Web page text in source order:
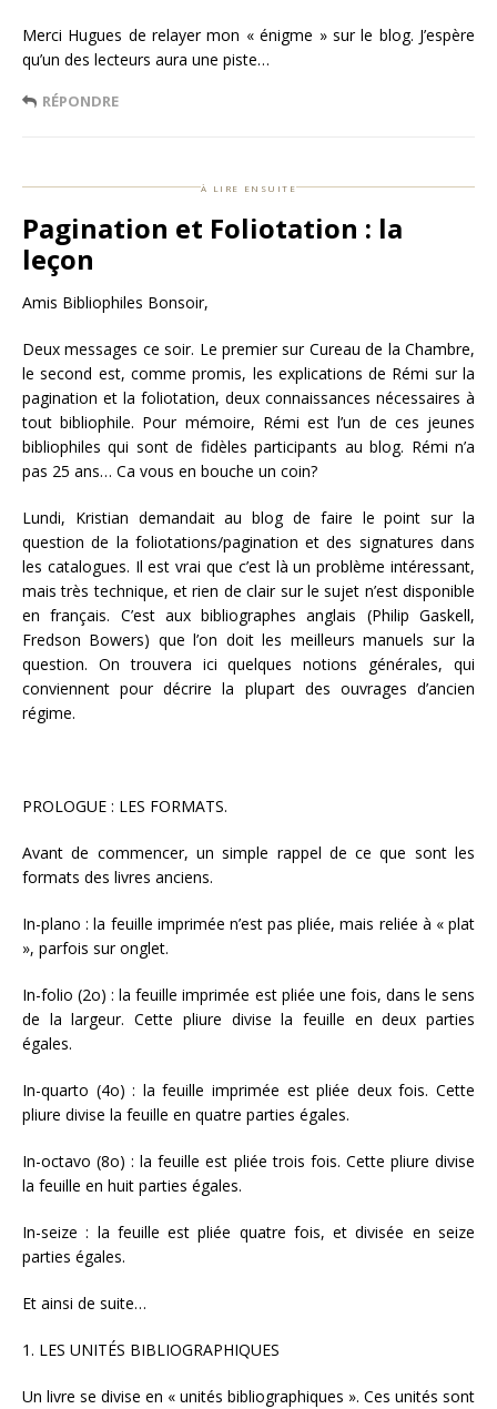
Merci Hugues de relayer mon « énigme » sur le blog. J’espère
qu’un des lecteurs aura une piste…
RÉPONDRE
à lire ensuite
Pagination et Foliotation : la
leçon
Amis Bibliophiles Bonsoir,
Deux messages ce soir. Le premier sur Cureau de la Chambre,
le second est, comme promis, les explications de Rémi sur la
pagination et la foliotation, deux connaissances nécessaires à
tout bibliophile. Pour mémoire, Rémi est l’un de ces jeunes
bibliophiles qui sont de fidèles participants au blog. Rémi n’a
pas 25 ans… Ca vous en bouche un coin?
Lundi, Kristian demandait au blog de faire le point sur la
question de la foliotations/pagination et des signatures dans
les catalogues. Il est vrai que c’est là un problème intéressant,
mais très technique, et rien de clair sur le sujet n’est disponible
en français. C’est aux bibliographes anglais (Philip Gaskell,
Fredson Bowers) que l’on doit les meilleurs manuels sur la
question. On trouvera ici quelques notions générales, qui
conviennent pour décrire la plupart des ouvrages d’ancien
régime.
PROLOGUE : LES FORMATS.
Avant de commencer, un simple rappel de ce que sont les
formats des livres anciens.
In-plano : la feuille imprimée n’est pas pliée, mais reliée à « plat
», parfois sur onglet.
In-folio (2o) : la feuille imprimée est pliée une fois, dans le sens
de la largeur. Cette pliure divise la feuille en deux parties
égales.
In-quarto (4o) : la feuille imprimée est pliée deux fois. Cette
pliure divise la feuille en quatre parties égales.
In-octavo (8o) : la feuille est pliée trois fois. Cette pliure divise
la feuille en huit parties égales.
In-seize : la feuille est pliée quatre fois, et divisée en seize
parties égales.
Et ainsi de suite…
1. LES UNITÉS BIBLIOGRAPHIQUES
Un livre se divise en « unités bibliographiques ». Ces unités sont